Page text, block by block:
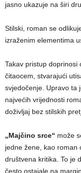
jasno ukazuje na širi
Stilski, roman se
izraženim elementima
Takav pristup doprinosi
čitaocem, stvarajući
svjedočenje. Upravo ta
najvećih vrijednosti
doživljaj bez stilskih
„Majčino srce“ može
jedne žene, kao roman
društvena kritika. To je
često ostajale na